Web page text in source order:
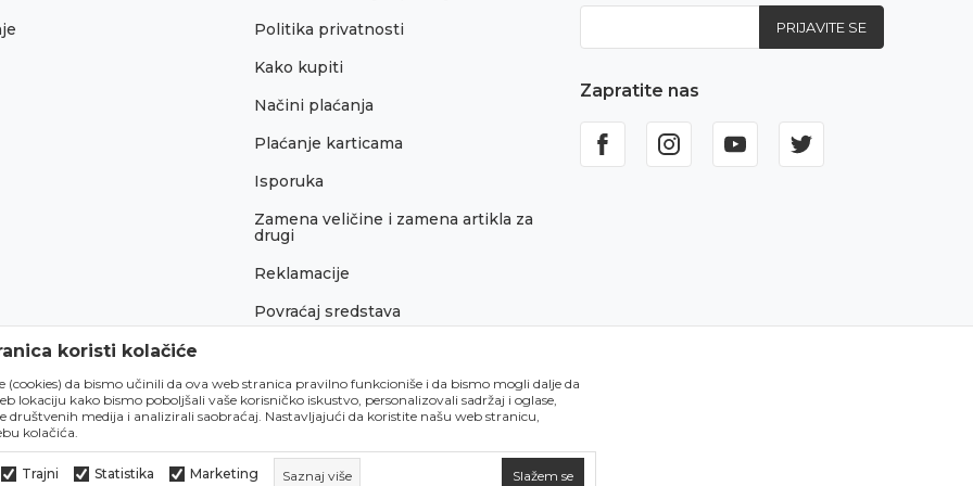
Politika privatnosti
Kako kupiti
Načini plaćanja
Plaćanje karticama
Isporuka
Zamena veličine i zamena artikla za
drugi
Reklamacije
Povraćaj sredstava
PRIJAVITE SE
Zapratite nas
koristi kolačiće
(cookies) da bismo učinili da ova web stranica pravilno funkcioniše i da bismo mogli dalje da
lokaciju kako bismo poboljšali vaše korisničko iskustvo, personalizovali sadržaj i oglase,
društvenih medija i analizirali saobraćaj. Nastavljajući da koristite našu web stranicu,
kolačića.
Trajni Statistika Marketing Saznaj više Slažem se